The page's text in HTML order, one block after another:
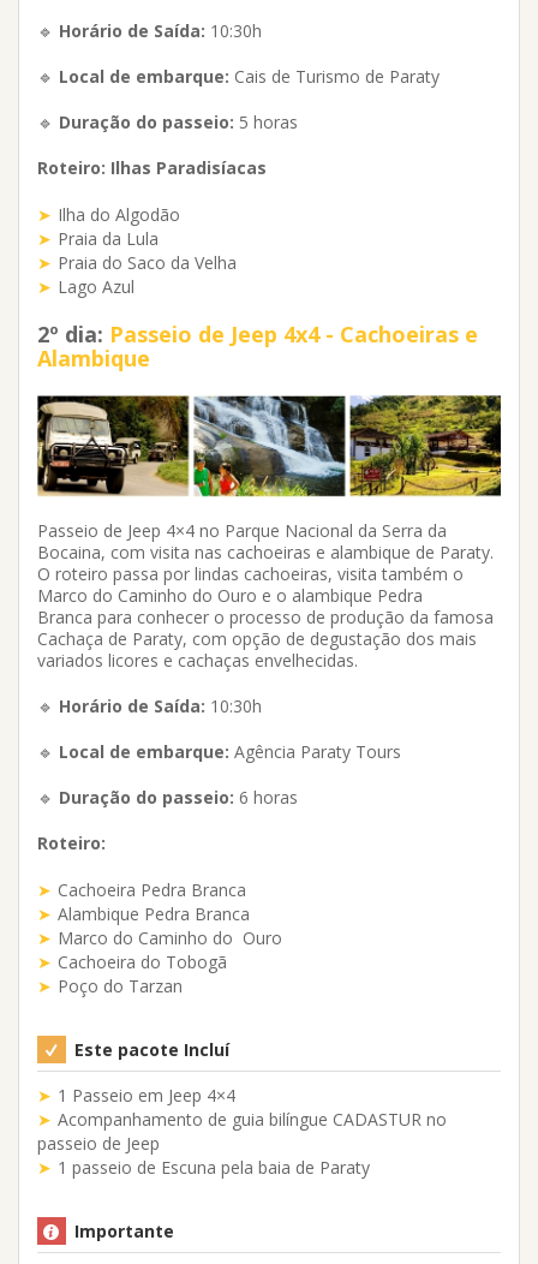
🔹 Horário de Saída: 10:30h
🔹 Local de embarque: Cais de Turismo de Paraty
🔹 Duração do passeio: 5 horas
Roteiro: Ilhas Paradisíacas
Ilha do Algodão
Praia da Lula
Praia do Saco da Velha
Lago Azul
2º dia: Passeio de Jeep 4x4 - Cachoeiras e
Alambique
Passeio de Jeep 4×4 no Parque Nacional da Serra da
Bocaina, com visita nas cachoeiras e alambique de Paraty.
O roteiro passa por lindas cachoeiras, visita também o
Marco do Caminho do Ouro e o alambique Pedra
Branca para conhecer o processo de produção da famosa
Cachaça de Paraty, com opção de degustação dos mais
variados licores e cachaças envelhecidas.
🔹 Horário de Saída: 10:30h
🔹 Local de embarque: Agência Paraty Tours
🔹 Duração do passeio: 6 horas
Roteiro:
Cachoeira Pedra Branca
Alambique Pedra Branca
Marco do Caminho do Ouro
Cachoeira do Tobogã
Poço do Tarzan
Este pacote Incluí
1 Passeio em Jeep 4×4
Acompanhamento de guia bilíngue CADASTUR no
passeio de Jeep
1 passeio de Escuna pela baia de Paraty
Importante